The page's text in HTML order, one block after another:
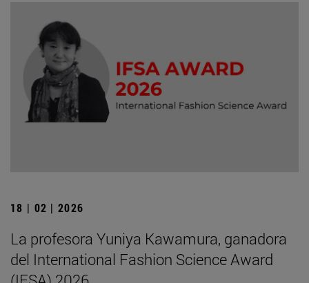
18 | 02 | 2026
La profesora Yuniya Kawamura, ganadora
del International Fashion Science Award